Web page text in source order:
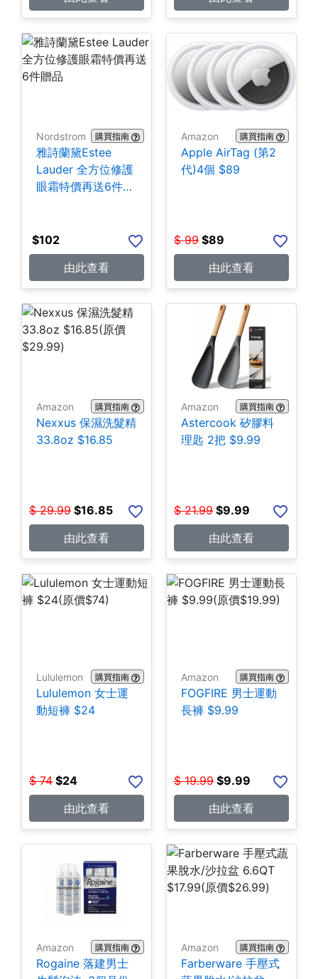
Nordstrom 購買指南
雅詩蘭黛Estee
Lauder 全方位修護
眼霜特價再送6件贈
$102
由此查看
Amazon 購買指南
Apple AirTag (第2
代)4個 $89
$ 99 $89
由此查看
Amazon 購買指南
Nexxus 保濕洗髮精
33.8oz $16.85
$ 29.99 $16.85
由此查看
Amazon 購買指南
Astercook 矽膠料
理匙 2把 $9.99
$ 21.99 $9.99
由此查看
Lululemon 購買指南
Lululemon 女士運
動短褲 $24
$ 74 $24
由此查看
Amazon 購買指南
FOGFIRE 男士運動
長褲 $9.99
$ 19.99 $9.99
由此查看
Amazon 購買指南
Rogaine 落建男士
Amazon 購買指南
Farberware 手壓式